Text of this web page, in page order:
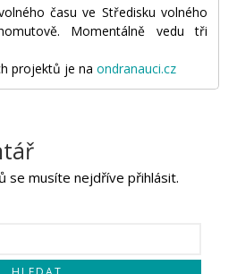
času ve Středisku volného
Momentálně vedu tři
projektů je na ondranauci.cz
se musíte nejdříve přihlásit.